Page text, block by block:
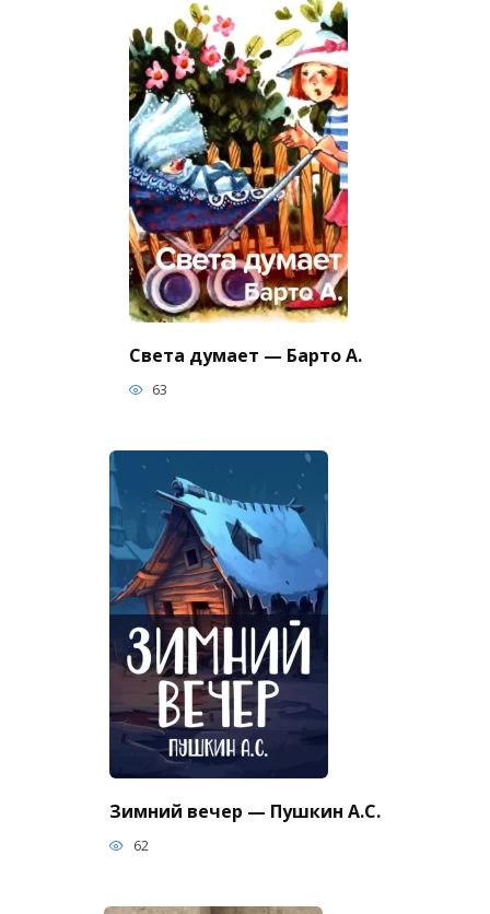
Света думает — Барто А.
63
Зимний вечер — Пушкин А.С.
62